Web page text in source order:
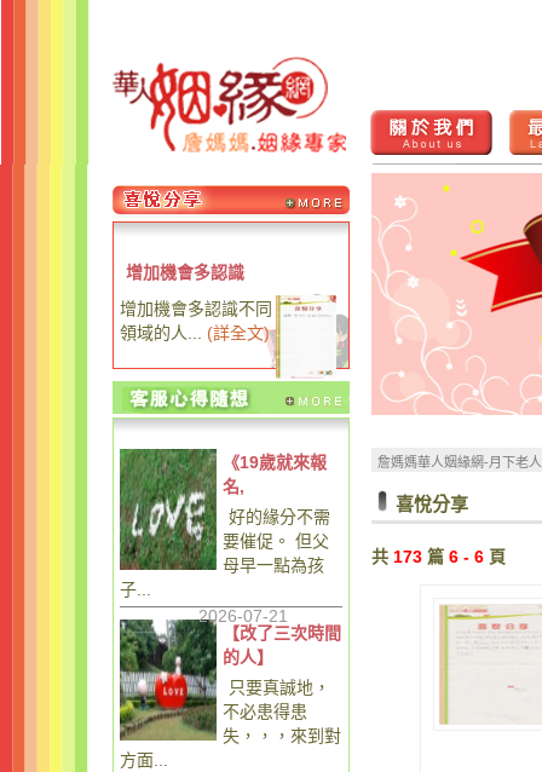
增加機會多認識
增加機會多認識不同
領域的人...
(詳全文)
《19歲就來報
名,
好的緣分不需
要催促。 但父
母早一點為孩
子...
2026-07-21
【改了三次時間
的人】
只要真誠地，
不必患得患
失，，，來到對
方面...
詹媽媽華人姻緣網-月下老
喜悅分享
共 173 篇 6 - 6 頁